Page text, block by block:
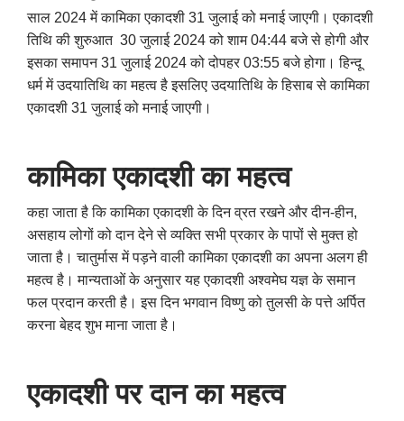
साल 2024 में कामिका एकादशी 31 जुलाई को मनाई जाएगी। एकादशी
तिथि की शुरुआत 30 जुलाई 2024 को शाम 04:44 बजे से होगी और
इसका समापन 31 जुलाई 2024 को दोपहर 03:55 बजे होगा। हिन्दू
धर्म में उदयातिथि का महत्व है इसलिए उदयातिथि के हिसाब से कामिका
एकादशी 31 जुलाई को मनाई जाएगी।
कामिका एकादशी का महत्व
कहा जाता है कि कामिका एकादशी के दिन व्रत रखने और दीन-हीन,
असहाय लोगों को दान देने से व्यक्ति सभी प्रकार के पापों से मुक्त हो
जाता है। चातुर्मास में पड़ने वाली कामिका एकादशी का अपना अलग ही
महत्व है। मान्यताओं के अनुसार यह एकादशी अश्वमेघ यज्ञ के समान
फल प्रदान करती है। इस दिन भगवान विष्णु को तुलसी के पत्ते अर्पित
करना बेहद शुभ माना जाता है।
एकादशी पर दान का महत्व